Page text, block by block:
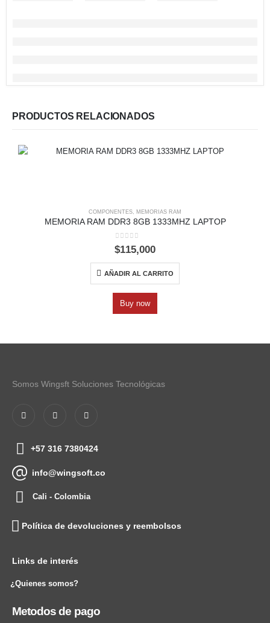
PRODUCTOS RELACIONADOS
COMPONENTES, MEMORIAS RAM
MEMORIA RAM DDR3 8GB 1333MHZ LAPTOP
0out of 5
$115,000
AÑADIR AL CARRITO
Buy now
Somos Wingsft Soluciones Tecnológicas
+57 316 7380424
info@wingsoft.co
Cali - Colombia
Política de devoluciones y reembolsos
Links de interés
¿Quienes somos?
Metodos de pago